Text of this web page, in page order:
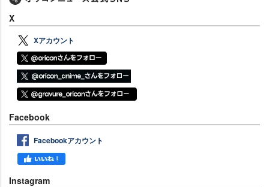
X
Xアカウント
Facebook
Facebookアカウント
Instagram